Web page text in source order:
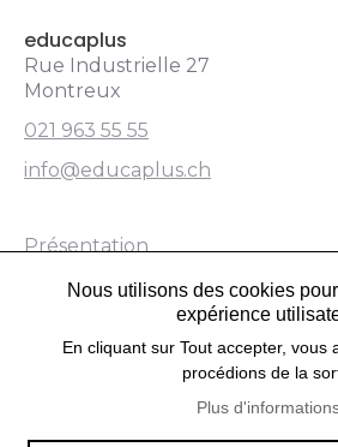
educaplus
Rue Industrielle 27
Montreux
021 963 55 55
info@educaplus.ch
Présentation
Formations
Partenaire
Nous utilisons des cookies
expérience
En cliquant sur Tout accepter, vous
procédions de la
Plus